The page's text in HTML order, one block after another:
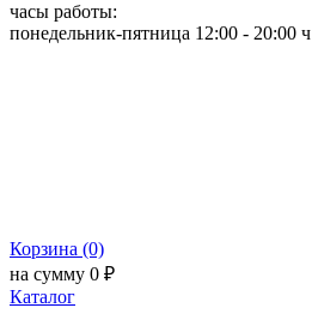
часы работы:
понедельник-пятница 12:00 - 20:00 ч
Корзина (0)
на сумму 0 ₽
Каталог